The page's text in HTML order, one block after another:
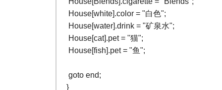
House[white].color = "白色";
House[water].drink = "矿泉水";
House[cat].pet = "猫";
House[fish].pet = "鱼";
goto end;
}